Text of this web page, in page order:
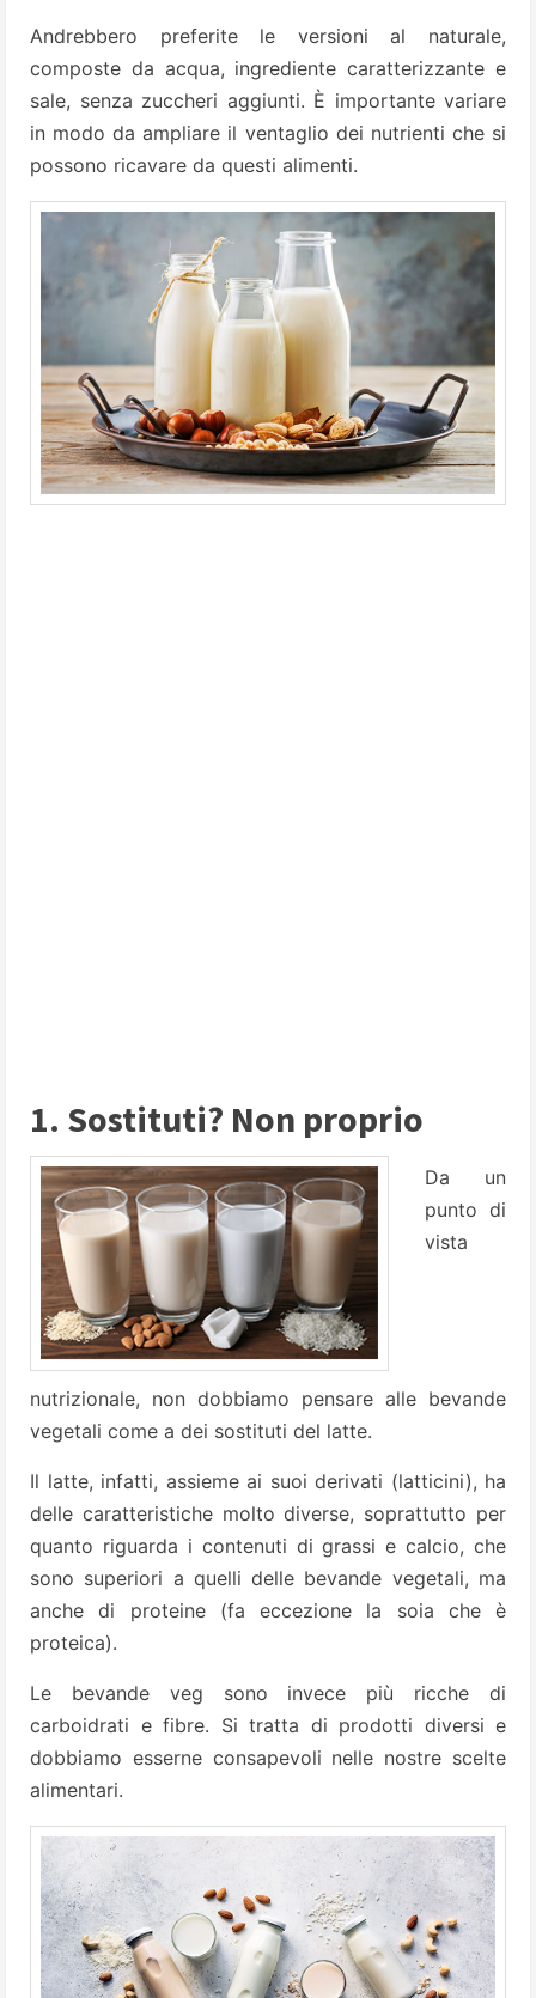
Andrebbero preferite le versioni al naturale,
composte da acqua, ingrediente caratterizzante e
sale, senza zuccheri aggiunti. È importante variare
in modo da ampliare il ventaglio dei nutrienti che si
possono ricavare da questi alimenti.
1. Sostituti? Non proprio
Da un
punto di
vista
nutrizionale, non dobbiamo pensare alle bevande
vegetali come a dei sostituti del latte.
Il latte, infatti, assieme ai suoi derivati (latticini), ha
delle caratteristiche molto diverse, soprattutto per
quanto riguarda i contenuti di grassi e calcio, che
sono superiori a quelli delle bevande vegetali, ma
anche di proteine (fa eccezione la soia che è
proteica).
Le bevande veg sono invece più ricche di
carboidrati e fibre. Si tratta di prodotti diversi e
dobbiamo esserne consapevoli nelle nostre scelte
alimentari.